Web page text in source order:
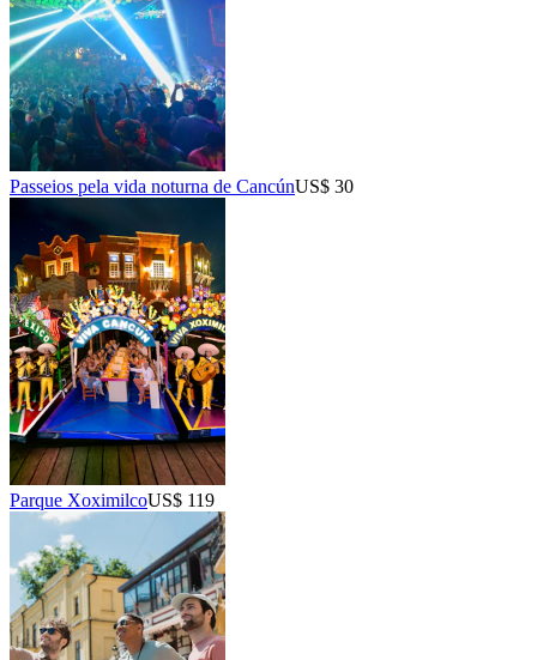
Passeios pela vida noturna de CancúnUS$ 30
Parque XoximilcoUS$ 119